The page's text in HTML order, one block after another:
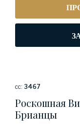
сс:3467
Роскошная
Брианцы